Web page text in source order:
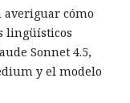
parte de los
como
estimó el perjuicio
9,5
averiguar cómo
lingüísticos
Sonnet 4.5,
y el modelo